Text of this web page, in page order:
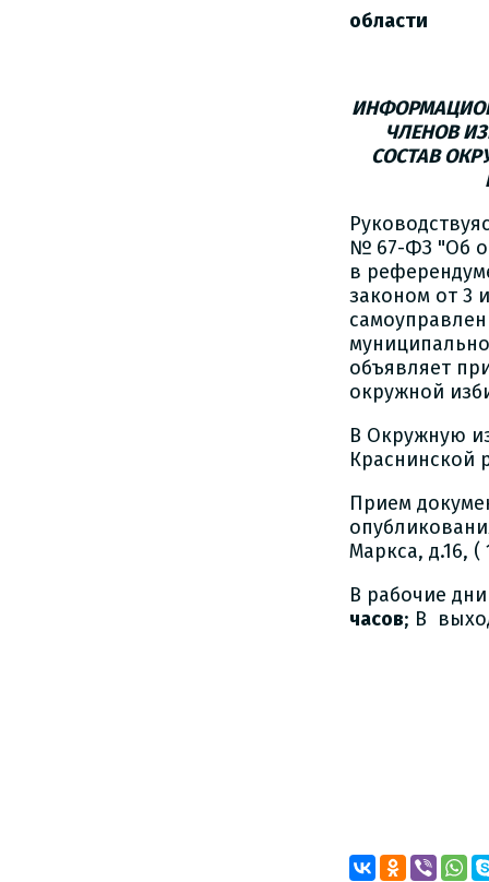
ЧЛЕНОВ
СОСТАВ
№ 67-ФЗ "Об
в
законом от 3
объявляет
окружной
В Окружную
Краснинской
Прием
Маркса, д.16,
В рабочие
часов; В